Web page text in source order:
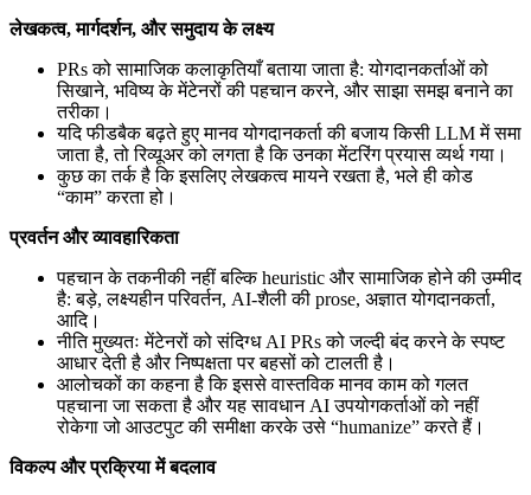
लेखकत्व, मार्गदर्शन, और समुदाय के लक्ष्य
PRs को सामाजिक कलाकृतियाँ बताया जाता है: योगदानकर्ताओं को
सिखाने, भविष्य के मेंटेनरों की पहचान करने, और साझा समझ बनाने का
तरीका।
यदि फीडबैक बढ़ते हुए मानव योगदानकर्ता की बजाय किसी LLM में समा
जाता है, तो रिव्यूअर को लगता है कि उनका मेंटरिंग प्रयास व्यर्थ गया।
कुछ का तर्क है कि इसलिए लेखकत्व मायने रखता है, भले ही कोड
“काम” करता हो।
प्रवर्तन और व्यावहारिकता
पहचान के तकनीकी नहीं बल्कि heuristic और सामाजिक होने की उम्मीद
है: बड़े, लक्ष्यहीन परिवर्तन, AI-शैली की prose, अज्ञात योगदानकर्ता,
आदि।
नीति मुख्यतः मेंटेनरों को संदिग्ध AI PRs को जल्दी बंद करने के स्पष्ट
आधार देती है और निष्पक्षता पर बहसों को टालती है।
आलोचकों का कहना है कि इससे वास्तविक मानव काम को गलत
पहचाना जा सकता है और यह सावधान AI उपयोगकर्ताओं को नहीं
रोकेगा जो आउटपुट की समीक्षा करके उसे “humanize” करते हैं।
विकल्प और प्रक्रिया में बदलाव